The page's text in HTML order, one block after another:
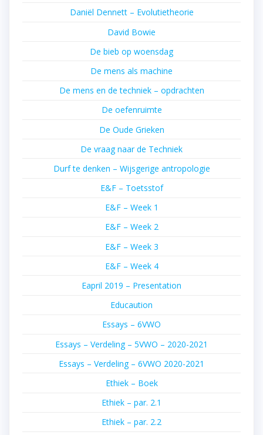
Daniël Dennett – Evolutietheorie
David Bowie
De bieb op woensdag
De mens als machine
De mens en de techniek – opdrachten
De oefenruimte
De Oude Grieken
De vraag naar de Techniek
Durf te denken – Wijsgerige antropologie
E&F – Toetsstof
E&F – Week 1
E&F – Week 2
E&F – Week 3
E&F – Week 4
Eapril 2019 – Presentation
Educaution
Essays – 6VWO
Essays – Verdeling – 5VWO – 2020-2021
Essays – Verdeling – 6VWO 2020-2021
Ethiek – Boek
Ethiek – par. 2.1
Ethiek – par. 2.2